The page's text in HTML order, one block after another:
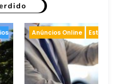
Online Inteligência artificial